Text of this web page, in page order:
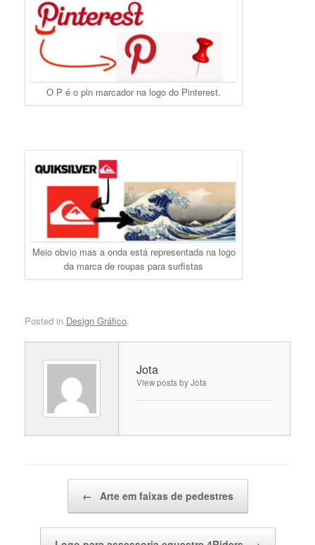
O P é o pin marcador na logo do Pinterest.
Meio obvio mas a onda está representada na logo
da marca de roupas para surfistas
Posted in Design Gráfico.
Jota
View posts by Jota
← Arte em faixas de pedestres